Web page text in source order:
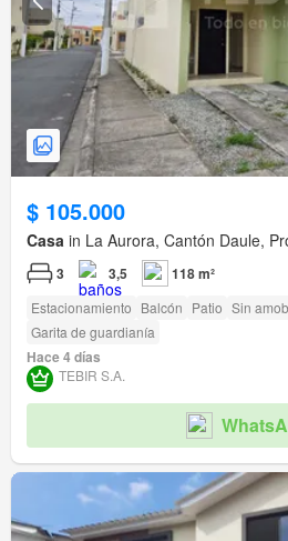
$ 105.000
Casa in La Aurora, Cantón Daule,
3 3,5 118 m²
Estacionamiento Balcón Patio Sin
Garita de guardianía
Hace 4 días
TEBIR S.A.